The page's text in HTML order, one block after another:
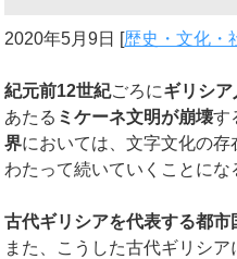
2020年5月9日 [歴史・文化・
紀元前12世紀ごろにギリシア
あたる ミケーネ文明が崩壊す
界においては、文字文化の存
わたって続いていくことにな
古代ギリシアを代表する都市
また、こうした古代ギリシ